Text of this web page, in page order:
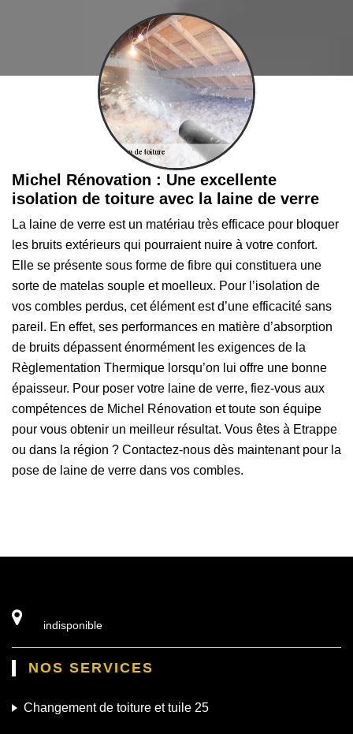
Michel Rénovation : Une excellente
isolation de toiture avec la laine de verre
La laine de verre est un matériau très efficace pour bloquer
les bruits extérieurs qui pourraient nuire à votre confort.
Elle se présente sous forme de fibre qui constituera une
sorte de matelas souple et moelleux. Pour l’isolation de
vos combles perdus, cet élément est d’une efficacité sans
pareil. En effet, ses performances en matière d’absorption
de bruits dépassent énormément les exigences de la
Règlementation Thermique lorsqu’on lui offre une bonne
épaisseur. Pour poser votre laine de verre, fiez-vous aux
compétences de Michel Rénovation et toute son équipe
pour vous obtenir un meilleur résultat. Vous êtes à Etrappe
ou dans la région ? Contactez-nous dès maintenant pour la
pose de laine de verre dans vos combles.
indisponible
NOS SERVICES
Changement de toiture et tuile 25